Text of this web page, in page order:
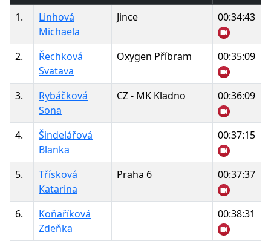
1.
Linhová
Michaela
Jince 00:34:43
2.
Řechková
Svatava
Oxygen Příbram 00:35:09
3.
Rybáčková
Sona
CZ - MK Kladno 00:36:09
4.
Šindelářová
Blanka
00:37:15
5.
Třísková
Katarina
Praha 6 00:37:37
6.
Koňaříková
Zdeňka
00:38:31